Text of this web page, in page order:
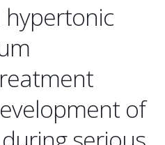
hypertonic
of